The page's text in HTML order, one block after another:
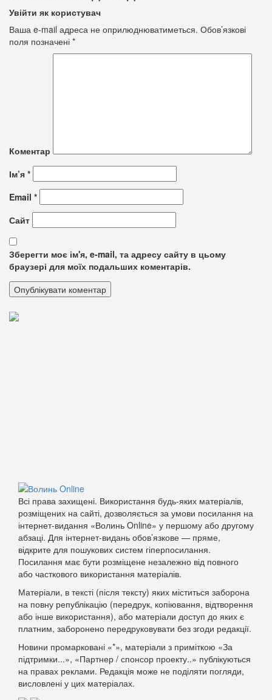
Увійти як користувач
Ваша e-mail адреса не оприлюднюватиметься. Обов’язкові
поля позначені *
Коментар
Ім’я *
Email *
Сайт
Зберегти моє ім'я, e-mail, та адресу сайту в цьому
браузері для моїх подальших коментарів.
Всі права захищені. Використання будь-яких матеріалів,
розміщених на сайті, дозволяється за умови посилання на
інтернет-видання «Волинь Online» у першому або другому
абзаці. Для інтернет-видань обов’язкове — пряме,
відкрите для пошукових систем гіперпосилання.
Посилання має бути розміщене незалежно від повного
або часткового використання матеріалів.
Матеріали, в тексті (після тексту) яких міститься заборона
на повну републікацію (передрук, копіювання, відтворення
або інше використання), або матеріали доступ до яких є
платним, заборонено передруковувати без згоди редакції.
Новини промарковані «*», матеріали з приміткою «За
підтримки...», «Партнер / спонсор проекту..» публікуються
на правах реклами. Редакція може не поділяти погляди,
висловлені у цих матеріалах.